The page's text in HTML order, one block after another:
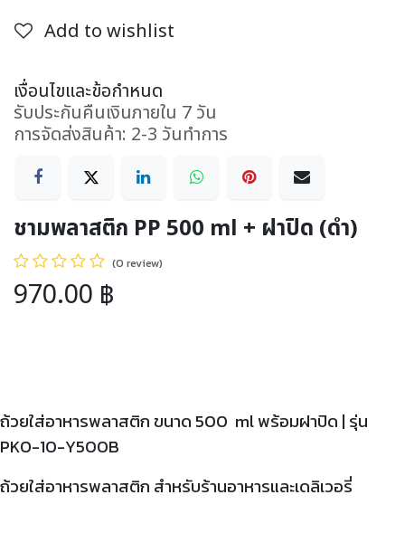
Add to wishlist
เงื่อนไขและข้อกำหนด
รับประกันคืนเงินภายใน 7 วัน
การจัดส่งสินค้า: 2-3 วันทำการ
ชามพลาสติก PP 500 ml + ฝาปิด (ดำ)
(0 review)
970.00 ฿
ถ้วยใส่อาหารพลาสติก ขนาด 500 ml พร้อมฝาปิด | รุ่น
PKO-10-Y500B
ถ้วยใส่อาหารพลาสติก สำหรับร้านอาหารและเดลิเวอรี่